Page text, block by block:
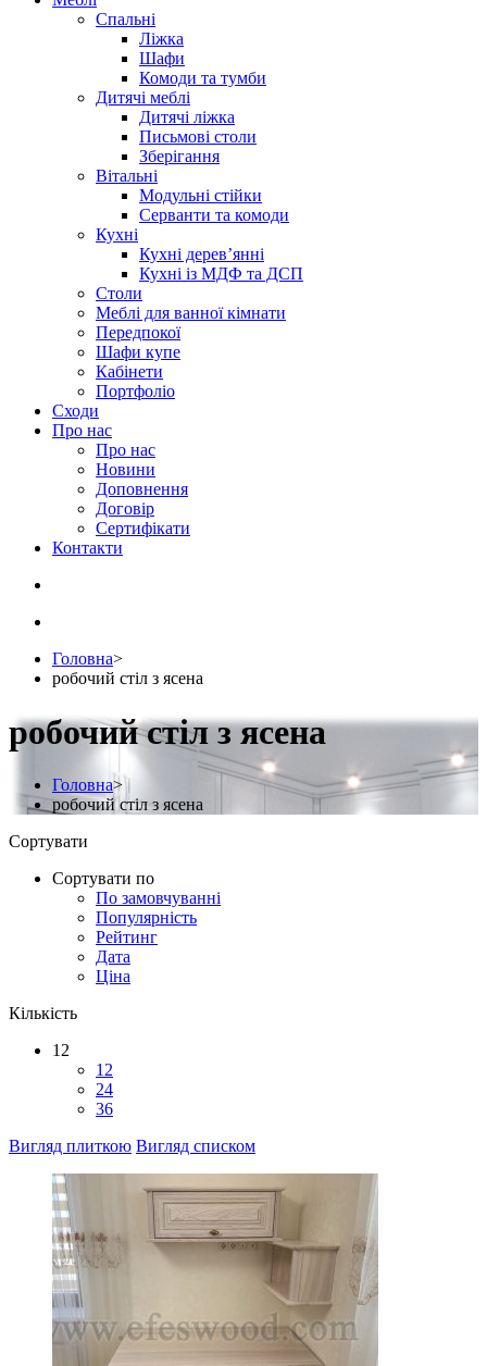
Спальні
Ліжка
Шафи
Комоди та тумби
Дитячі меблі
Дитячі ліжка
Письмові столи
Зберігання
Вітальні
Модульні стійки
Серванти та комоди
Кухні
Кухні дерев’янні
Кухні із МДФ та ДСП
Cтоли
Меблі для ванної кімнати
Передпокої
Шафи купе
Кабінети
Портфоліо
Сходи
Про нас
Про нас
Новини
Доповнення
Договір
Сертифікати
Контакти
Головна>
робочий стіл з ясена
робочий стіл з ясена
Головна>
робочий стіл з ясена
Сортувати
Сортувати по
По замовчуванні
Популярність
Рейтинг
Дата
Ціна
Кількість
12
12
24
36
Вигляд плиткою Вигляд списком